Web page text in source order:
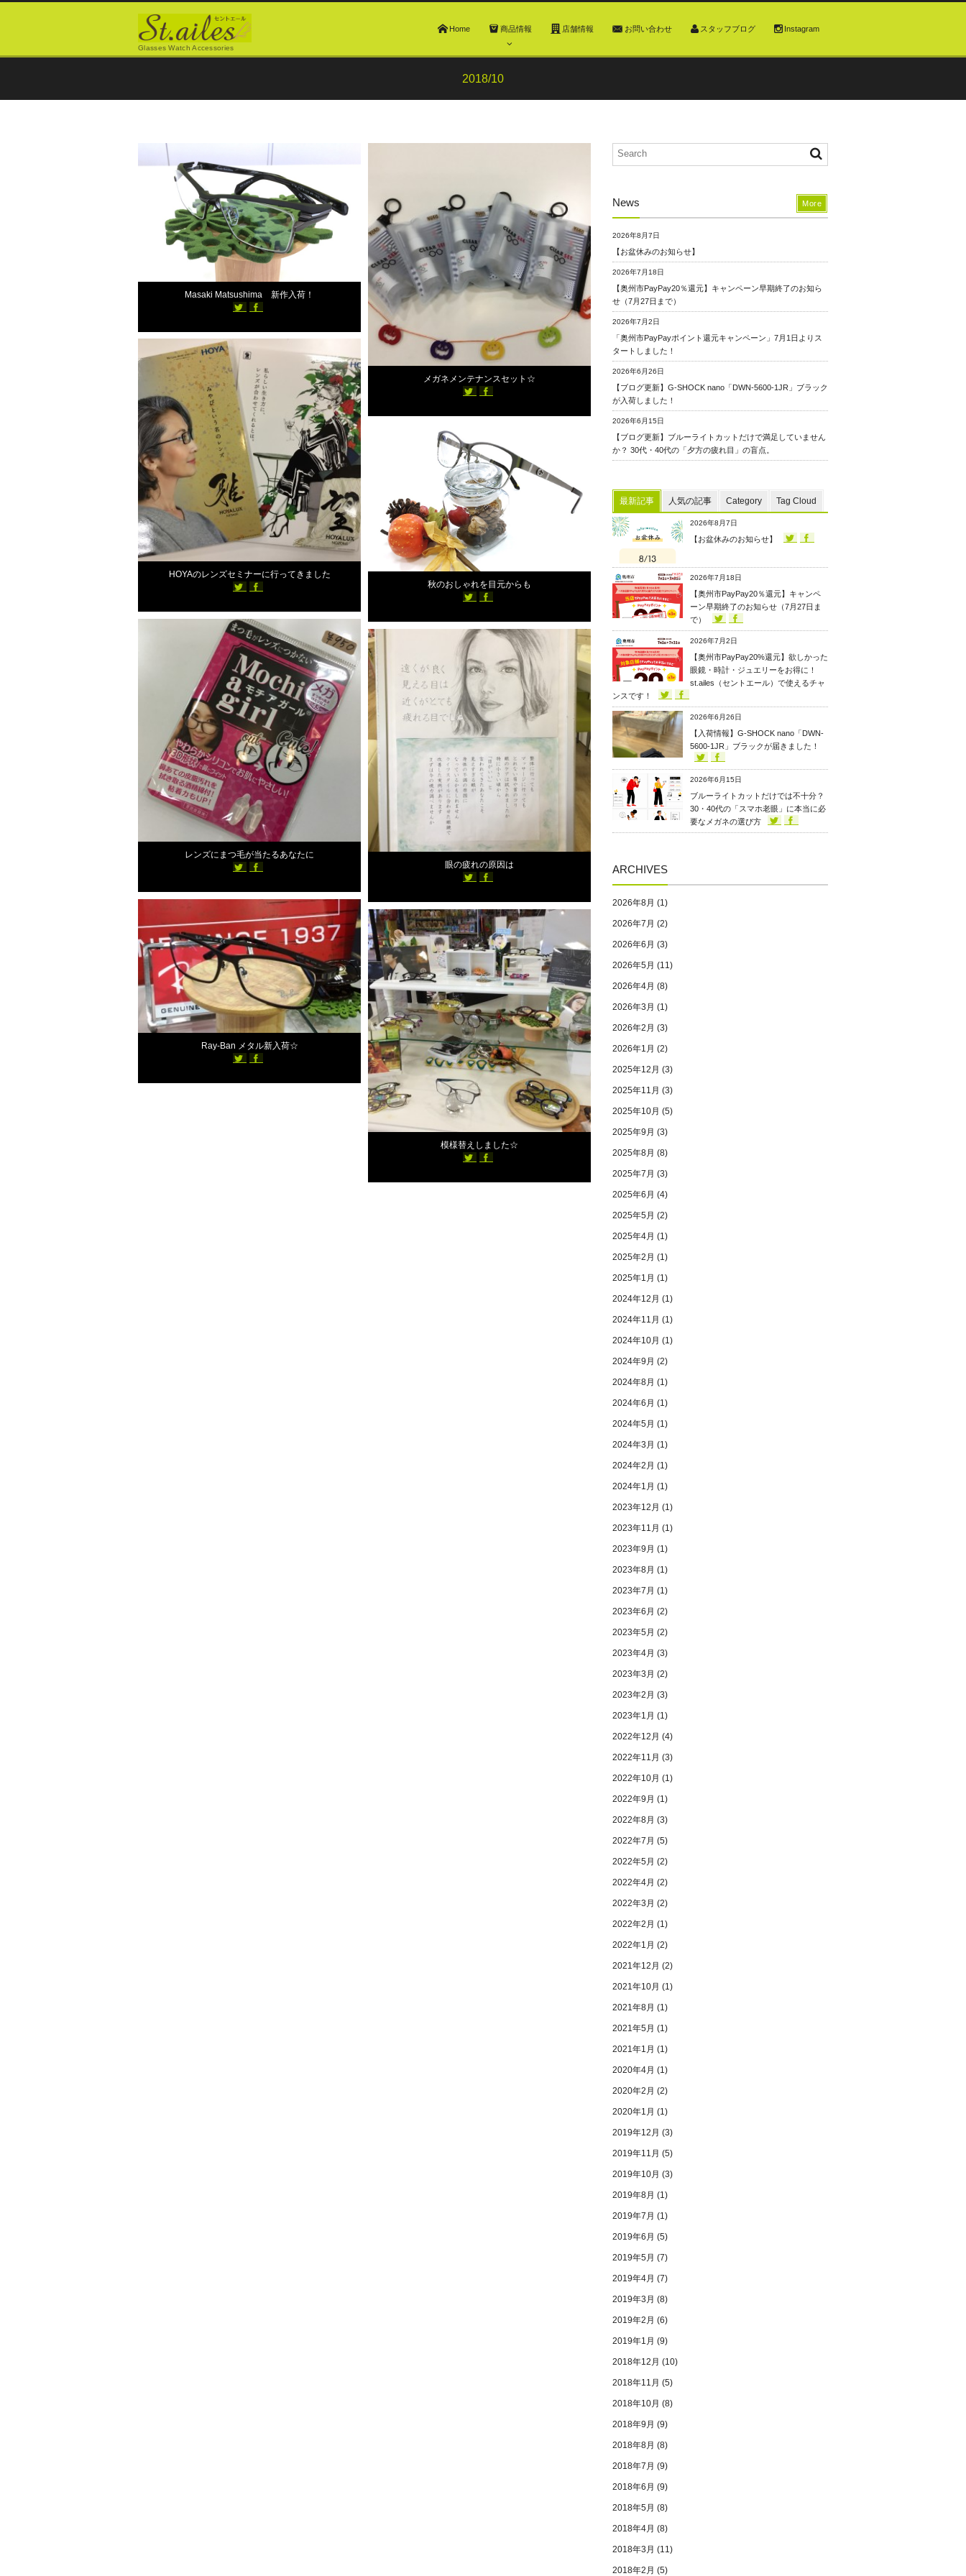
Glasses Watch Accessories
Home 商品情報 店舗情報 お問い合わせ スタッフブログ Instagram
2018/10
Masaki Matsushima 新作入荷！
スタッフブログ
メガネメンテナンスセット☆
2018年10月23日
HOYAのレンズセミナーに行ってきました
2018年10月19日
スタッフブログ
2943
st-ailes
秋のおしゃれを目元からも
2018年10月18日
レンズにまつ毛が当たるあなたに
st-ailes
眼の疲れの原因は
2018年10月11日
2390
st-ailes
Ray-Ban メタル新入荷☆
2018年10月5日
0
st-ailes
模様替えしました☆
スタッフブログ
News
2026年8月7日
【お盆休みのお知らせ】
2026年7月18日
【奥州市PayPay20％還元】キャンペーン早期終了のお知ら
せ（7月27日まで）
2026年7月2日
「奥州市PayPayポイント還元キャンペーン」7月1日よりス
タートしました！
2026年6月26日
【ブログ更新】G-SHOCK nano「DWN-5600-1JR」ブラック
が入荷しました！
2026年6月15日
【ブログ更新】ブルーライトカットだけで満足していません
か？ 30代・40代の「夕方の疲れ目」の盲点。
More
最新記事 人気の記事 Category Tag Cloud
2026年8月7日
【お盆休みのお知らせ】
2026年7月18日
【奥州市PayPay20％還元】キャンペ
ーン早期終了のお知らせ（7月27日ま
で）
2026年7月2日
【奥州市PayPay20%還元】欲しかった
眼鏡・時計・ジュエリーをお得に！
st.ailes（セントエール）で使えるチャ
ンスです！
2026年6月26日
【入荷情報】G-SHOCK nano「DWN-
5600-1JR」ブラックが届きました！
2026年6月15日
ブルーライトカットだけでは不十分？
30・40代の「スマホ老眼」に本当に必
要なメガネの選び方
ARCHIVES
2026年8月 (1)
2026年7月 (2)
2026年6月 (3)
2026年5月 (11)
2026年4月 (8)
2026年3月 (1)
2026年2月 (3)
2026年1月 (2)
2025年12月 (3)
2025年11月 (3)
2025年10月 (5)
2025年9月 (3)
2025年8月 (8)
2025年7月 (3)
2025年6月 (4)
2025年5月 (2)
2025年4月 (1)
2025年2月 (1)
2025年1月 (1)
2024年12月 (1)
2024年11月 (1)
2024年10月 (1)
2024年9月 (2)
2024年8月 (1)
2024年6月 (1)
2024年5月 (1)
2024年3月 (1)
2024年2月 (1)
2024年1月 (1)
2023年12月 (1)
2023年11月 (1)
2023年9月 (1)
2023年8月 (1)
2023年7月 (1)
2023年6月 (2)
2023年5月 (2)
2023年4月 (3)
2023年3月 (2)
2023年2月 (3)
2023年1月 (1)
2022年12月 (4)
2022年11月 (3)
2022年10月 (1)
2022年9月 (1)
2022年8月 (3)
2022年7月 (5)
2022年5月 (2)
2022年4月 (2)
2022年3月 (2)
2022年2月 (1)
2022年1月 (2)
2021年12月 (2)
2021年10月 (1)
2021年8月 (1)
2021年5月 (1)
2021年1月 (1)
2020年4月 (1)
2020年2月 (2)
2020年1月 (1)
2019年12月 (3)
2019年11月 (5)
2019年10月 (3)
2019年8月 (1)
2019年7月 (1)
2019年6月 (5)
2019年5月 (7)
2019年4月 (7)
2019年3月 (8)
2019年2月 (6)
2019年1月 (9)
2018年12月 (10)
2018年11月 (5)
2018年10月 (8)
2018年9月 (9)
2018年8月 (8)
2018年7月 (9)
2018年6月 (9)
2018年5月 (8)
2018年4月 (8)
2018年3月 (11)
2018年2月 (5)